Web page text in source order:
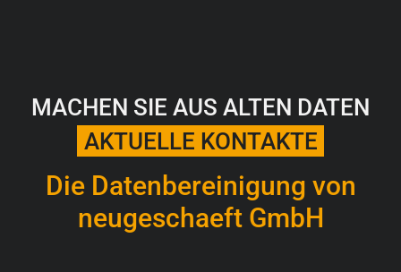
MACHEN SIE AUS ALTEN DATEN
AKTUELLE KONTAKTE
Die Datenbereinigung von
neugeschaeft GmbH